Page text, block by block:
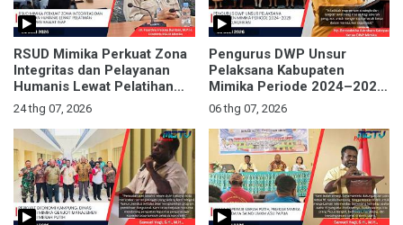
RSUD Mimika Perkuat Zona
Integritas dan Pelayanan
Humanis Lewat Pelatihan
Manajemen Rawat Inap
24 thg 07, 2026
Pengurus DWP Unsur
Pelaksana Kabupaten
Mimika Periode 2024–2029
Resmi Dikukuhkan
06 thg 07, 2026